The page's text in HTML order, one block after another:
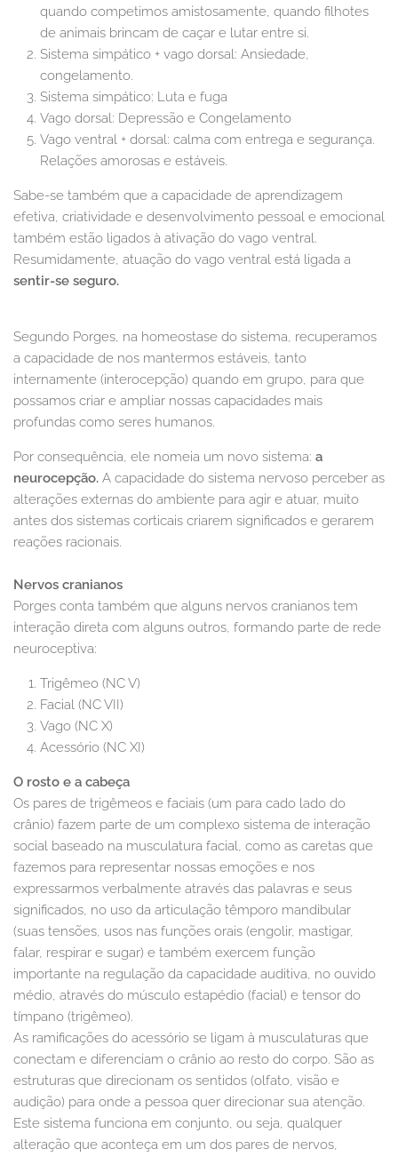
quando competimos amistosamente, quando filhotes
de animais brincam de caçar e lutar entre si.
Sistema simpático + vago dorsal: Ansiedade,
congelamento.
Sistema simpático: Luta e fuga
Vago dorsal: Depressão e Congelamento
Vago ventral + dorsal: calma com entrega e segurança.
Relações amorosas e estáveis.
Sabe-se também que a capacidade de aprendizagem
efetiva, criatividade e desenvolvimento pessoal e emocional
também estão ligados à ativação do vago ventral.
Resumidamente, atuação do vago ventral está ligada a
sentir-se seguro.
Segundo Porges, na homeostase do sistema, recuperamos
a capacidade de nos mantermos estáveis, tanto
internamente (interocepção) quando em grupo, para que
possamos criar e ampliar nossas capacidades mais
profundas como seres humanos.
Por consequência, ele nomeia um novo sistema: a
neurocepção. A capacidade do sistema nervoso perceber as
alterações externas do ambiente para agir e atuar, muito
antes dos sistemas corticais criarem significados e gerarem
reações racionais.
Nervos cranianos
Porges conta também que alguns nervos cranianos tem
interação direta com alguns outros, formando parte de rede
neuroceptiva:
Trigêmeo (NC V)
Facial (NC VII)
Vago (NC X)
Acessório (NC XI)
O rosto e a cabeça
Os pares de trigêmeos e faciais (um para cado lado do
crânio) fazem parte de um complexo sistema de interação
social baseado na musculatura facial, como as caretas que
fazemos para representar nossas emoções e nos
expressarmos verbalmente através das palavras e seus
significados, no uso da articulação têmporo mandibular
(suas tensões, usos nas funções orais (engolir, mastigar,
falar, respirar e sugar) e também exercem função
importante na regulação da capacidade auditiva, no ouvido
médio, através do músculo estapédio (facial) e tensor do
tímpano (trigêmeo).
As ramificações do acessório se ligam à musculaturas que
conectam e diferenciam o crânio ao resto do corpo. São as
estruturas que direcionam os sentidos (olfato, visão e
audição) para onde a pessoa quer direcionar sua atenção.
Este sistema funciona em conjunto, ou seja, qualquer
alteração que aconteça em um dos pares de nervos,